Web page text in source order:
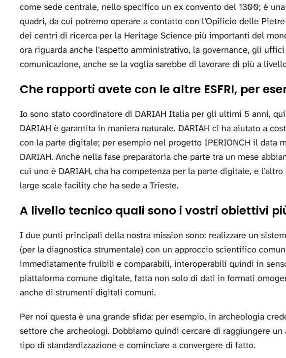
come sede centrale, nello specifico un ex convento del 1300; è
quadri, da cui potremo operare a contatto con l’Opificio delle
dei centri di ricerca per la Heritage Science più importanti del
ora riguarda anche l’aspetto amministrativo, la governance, gli
comunicazione, anche se la voglia sarebbe di lavorare di più a
Che rapporti avete con le altre ESFRI, per
Io sono stato coordinatore di DARIAH Italia per gli ultimi 5 anni,
DARIAH è garantita in maniera naturale. DARIAH ci ha aiutato a
con la parte digitale; per esempio nel progetto IPERIONCH il data
DARIAH. Anche nella fase preparatoria che parte tra un mese
cui uno è DARIAH, cha ha competenza per la parte digitale, e
large scale facility che ha sede a Trieste.
A livello tecnico quali sono i vostri obiettivi
I due punti principali della nostra mission sono: realizzare un
(per la diagnostica strumentale) con un approccio scientifico
immediatamente fruibili e comparabili, interoperabili quindi in
piattaforma comune digitale, fatta non solo di dati in formati
anche di strumenti digitali comuni.
Per noi questa è una grande sfida: per esempio, in archeologia
settore che archeologi. Dobbiamo quindi cercare di raggiungere
tipo di standardizzazione e cominciare a convergere di fatto.